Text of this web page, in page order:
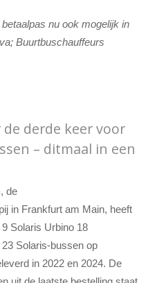
nu ook mogelijk in
Buurtbuschauffeurs
derde keer voor
– ditmaal in een
de
in Frankfurt am Main, heeft
Solaris Urbino 18
Solaris-bussen op
in 2022 en 2024. De